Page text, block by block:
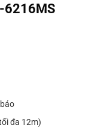
6216MS
đa 12m)